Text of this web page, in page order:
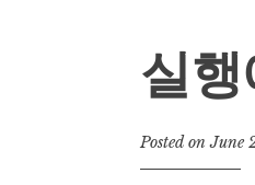
실
Posted onJune